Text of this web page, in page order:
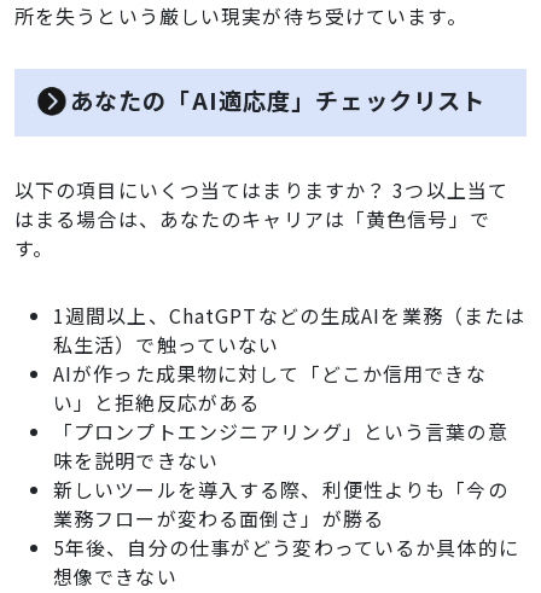
所を失うという厳しい現実が待ち受けています。
あなたの「AI適応度」チェックリスト
以下の項目にいくつ当てはまりますか？ 3つ以上当て
はまる場合は、あなたのキャリアは「黄色信号」で
す。
1週間以上、ChatGPTなどの生成AIを業務（または
私生活）で触っていない
AIが作った成果物に対して「どこか信用できな
い」と拒絶反応がある
「プロンプトエンジニアリング」という言葉の意
味を説明できない
新しいツールを導入する際、利便性よりも「今の
業務フローが変わる面倒さ」が勝る
5年後、自分の仕事がどう変わっているか具体的に
想像できない